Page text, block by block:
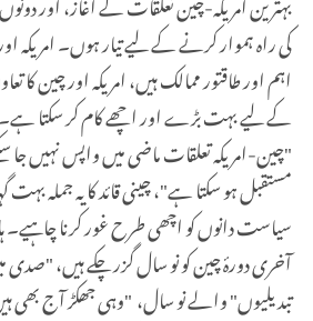
کی راہ ہموار کرنے کے لیے تیار ہوں۔
اہم اور طاقتور ممالک ہیں، امریکہ اور چین کا
کے لیے بہت بڑے اور اچھے کام کر سکتا ہے۔
"چین-امریکہ تعلقات ماضی میں واپس نہیں جا
مستقبل ہو سکتا ہے"، چینی قائد کا یہ جملہ
سیاست دانوں کو اچھی طرح غور کرنا
آخری دورۂ چین کو نو سال گزر چکے ہیں، "صدی
تبدیلیوں" والے نو سال، "وہی جھکڑ آج بھی